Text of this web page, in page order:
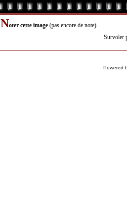
Noter cette image (pas encore de note)
Survoler
Powered